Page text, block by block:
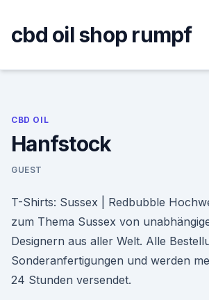
content
cbd oil shop rumpf
CBD OIL
Hanfstock
GUEST
T-Shirts: Sussex | Redbubble
zum Thema Sussex von
Designern aus aller Welt. Alle
Sonderanfertigungen und werden
24 Stunden versendet.